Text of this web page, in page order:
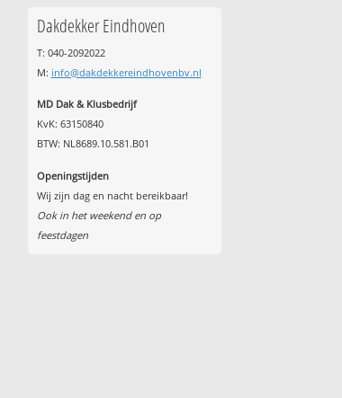
Dakdekker Eindhoven
T: 040-2092022
M: info@dakdekkereindhovenbv.nl
MD Dak & Klusbedrijf
KvK: 63150840
BTW: NL8689.10.581.B01
Openingstijden
Wij zijn dag en nacht bereikbaar!
Ook in het weekend en op
feestdagen